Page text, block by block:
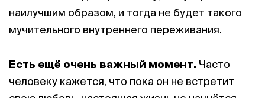
наилучшим образом, и тогда не будет такого
мучительного внутреннего переживания.
Есть ещё очень важный момент. Часто
человеку кажется, что пока он не встретит